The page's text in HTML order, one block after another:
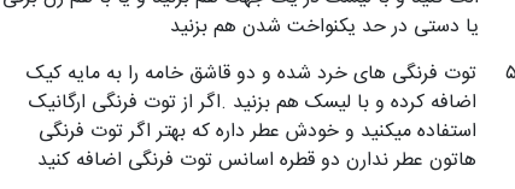
یا دستی در حد یکنواخت شدن هم بزنید
۵
توت فرنگی های خرد شده و دو قاشق خامه را به مایه کیک
اضافه کرده و با لیسک هم بزنید .اگر از توت فرنگی ارگانیک
استفاده میکنید و خودش عطر داره که بهتر اگر توت فرنگی
هاتون عطر ندارن دو قطره اسانس توت فرنگی اضافه کنید